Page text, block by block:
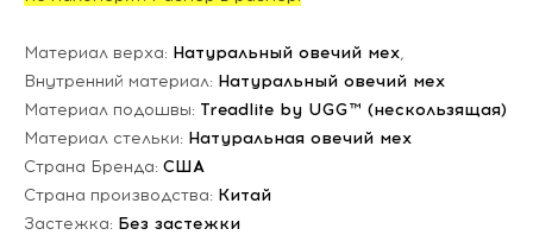
Материал верха: Натуральный овечий мех,
Внутренний материал: Натуральный овечий мех
Материал подошвы: Treadlite by UGG™ (нескользящая)
Материал стельки: Натуральная овечий мех
Страна Бренда: США
Страна производства: Китай
Застежка: Без застежки